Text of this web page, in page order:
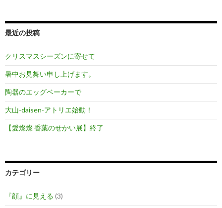
最近の投稿
クリスマスシーズンに寄せて
暑中お見舞い申し上げます。
陶器のエッグベーカーで
大山-daisen-アトリエ始動！
【愛燦燦 香葉のせかい展】終了
カテゴリー
『顔』に見える (3)